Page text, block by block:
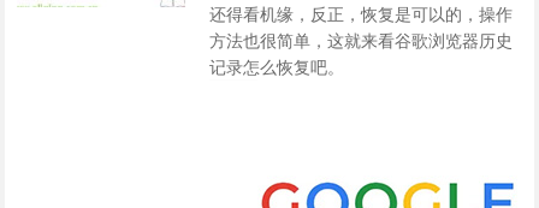
还得看机缘，反正，恢复是可以的，操作
方法也很简单，这就来看谷歌浏览器历史
记录怎么恢复吧。